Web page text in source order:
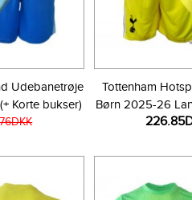
Udebanetrøje
Korte bukser)
Tottenham
Børn 2025-26